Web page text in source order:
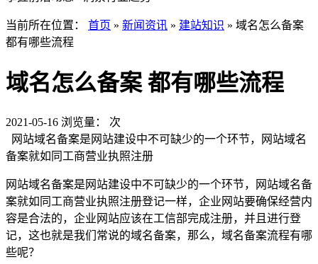
当前所在位置： 首页 » 新闻资讯 » 建站知识 » 域名怎么备案
都有哪些流程
域名怎么备案 都有哪些流程
2021-05-16 浏览量：
次
网站域名备案是网站建设中不可缺少的一个环节，网站域名
备案就如同工商营业执照注册
网站域名备案是网站建设中不可缺少的一个环节，网站域名备
案就如同工商营业执照注册登记一样，企业网站要确保经营内
容是合法的，企业网站应该在工信部完成注册，并且进行登
记，这也就是我们常说的域名备案，那么，域名备案流程有哪
些呢？